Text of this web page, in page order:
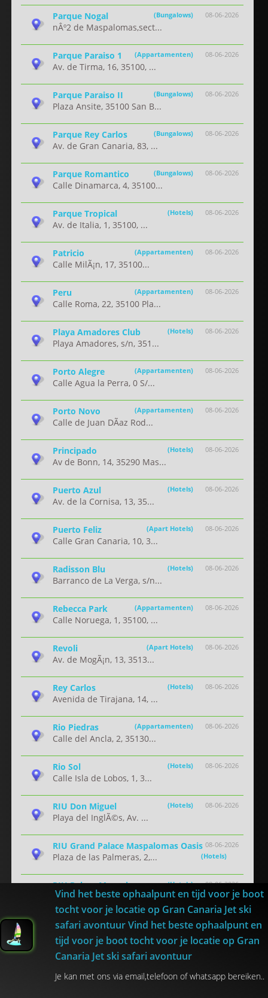
08-06-2026
Parque Nogal (Bungalows)
nÂº2 de Maspalomas,sect...
08-06-2026
Parque Paraiso 1 (Appartamenten)
Av. de Tirma, 16, 35100, ...
08-06-2026
Parque Paraiso II (Bungalows)
Plaza Ansite, 35100 San B...
08-06-2026
Parque Rey Carlos (Bungalows)
Av. de Gran Canaria, 83, ...
08-06-2026
Parque Romantico (Bungalows)
Calle Dinamarca, 4, 35100...
08-06-2026
Parque Tropical (Hotels)
Av. de Italia, 1, 35100, ...
08-06-2026
Patricio (Appartamenten)
Calle MilÃ¡n, 17, 35100...
08-06-2026
Peru (Appartamenten)
Calle Roma, 22, 35100 Pla...
08-06-2026
Playa Amadores Club (Hotels)
Playa Amadores, s/n, 351...
08-06-2026
Porto Alegre (Appartamenten)
Calle Agua la Perra, 0 S/...
08-06-2026
Porto Novo (Appartamenten)
Calle de Juan DÃ­az Rod...
08-06-2026
Principado (Hotels)
Av de Bonn, 14, 35290 Mas...
08-06-2026
Puerto Azul (Hotels)
Av. de la Cornisa, 13, 35...
08-06-2026
Puerto Feliz (Apart Hotels)
Calle Gran Canaria, 10, 3...
08-06-2026
Radisson Blu (Hotels)
Barranco de La Verga, s/n...
08-06-2026
Rebecca Park (Appartamenten)
Calle Noruega, 1, 35100, ...
08-06-2026
Revoli (Apart Hotels)
Av. de MogÃ¡n, 13, 3513...
08-06-2026
Rey Carlos (Hotels)
Avenida de Tirajana, 14, ...
08-06-2026
Rio Piedras (Appartamenten)
Calle del Ancla, 2, 35130...
08-06-2026
Rio Sol (Hotels)
Calle Isla de Lobos, 1, 3...
08-06-2026
RIU Don Miguel (Hotels)
Playa del InglÃ©s, Av. ...
08-06-2026
RIU Grand Palace Maspalomas Oasis
(Hotels)
Plaza de las Palmeras, 2,...
08-06-2026
RIU Palace Maspalomas (Hotels)
Av. de Tirajana, s/n, 351...
08-06-2026
RIU Palace Meloneras (Hotels)
Calle Mar MediterrÃ¡neo...
RIU Palmeras
Avda. Estados Unidos de A...
Vind het beste ophaalpunt en tijd voor je boot
tocht voor je locatie op Gran Canaria Jet ski
safari avontuur Vind het beste ophaalpunt en
tijd voor je boot tocht voor je locatie op Gran
Canaria Jet ski safari avontuur
Je kan met ons via email,telefoon of whatsapp bereiken..